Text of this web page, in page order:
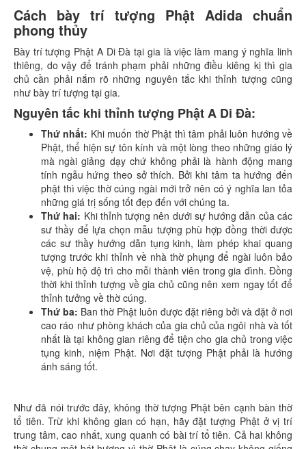
Cách bày trí tượng Phật Adida chuẩn
phong thủy
Bày trí tượng Phật A Di Đà tại gia là việc làm mang ý nghĩa linh
thiêng, do vậy để tránh phạm phải những điều kiêng kị thì gia
chủ cần phải nắm rõ những nguyên tắc khi thỉnh tượng cũng
như bày trí tượng tại gia.
Nguyên tắc khi thỉnh tượng Phật A Di Đà:
Thứ nhất: Khi muốn thờ Phật thì tâm phải luôn hướng về
Phật, thể hiện sự tôn kính và một lòng theo những giáo lý
mà ngài giảng dạy chứ không phải là hành động mang
tính ngẫu hứng theo sở thích. Bởi khi tâm ta hướng đến
phật thì việc thờ cúng ngài mới trở nên có ý nghĩa lan tỏa
những giá trị sống tốt đẹp đến với chúng ta.
Thứ hai: Khi thỉnh tượng nên dưới sự hướng dẫn của các
sư thầy để lựa chọn mẫu tượng phù hợp đồng thời được
các sư thầy hướng dẫn tụng kinh, làm phép khai quang
tượng trước khi thỉnh về nhà thờ phụng để ngài luôn bảo
vệ, phù hộ độ trì cho mỗi thành viên trong gia đình. Đồng
thời khi thỉnh tượng về gia chủ cũng nên xem ngay tốt để
thỉnh tưởng về thờ cúng.
Thứ ba: Ban thờ Phật luôn được đặt riêng bởi và đặt ở nơi
cao ráo như phòng khách của gia chủ của ngôi nhà và tốt
nhất là tại không gian riêng để tiện cho gia chủ trong việc
tụng kinh, niệm Phật. Nơi đặt tượng Phật phải là hướng
ánh sáng tốt.
Như đã nói trước đây, không thờ tượng Phật bên cạnh bàn thờ
tổ tiên. Trừ khi không gian có hạn, hãy đặt tượng Phật ở vị trí
trung tâm, cao nhất, xung quanh có bài trí tổ tiên. Cả hai không